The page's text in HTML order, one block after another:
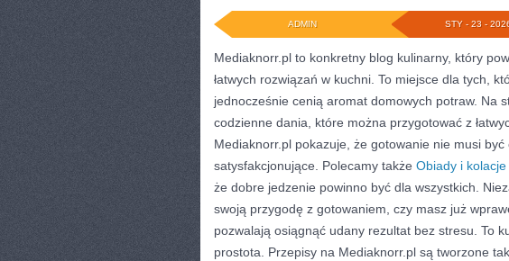
STY - 23 -
ADMIN
Mediaknorr.pl to konkretny blog kulinarny, który
łatwych rozwiązań w kuchni. To miejsce dla tych,
jednocześnie cenią aromat domowych potraw. Na
codzienne dania, które można przygotować z
Mediaknorr.pl pokazuje, że gotowanie nie musi być
satysfakcjonujące. Polecamy także Obiady i kolacje
że dobre jedzenie powinno być dla wszystkich.
swoją przygodę z gotowaniem, czy masz już
pozwalają osiągnąć udany rezultat bez stresu. To
prostota. Przepisy na Mediaknorr.pl są tworzone